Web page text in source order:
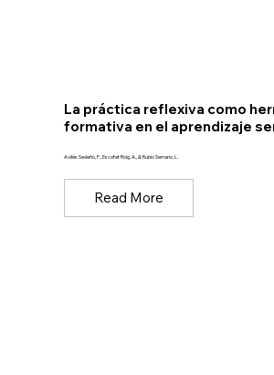
La práctica reflexiva como
formativa en el aprendizaje
Avilés Sedeño, F., Escofet Roig, A., & Rubio Serrano, L.
Read More